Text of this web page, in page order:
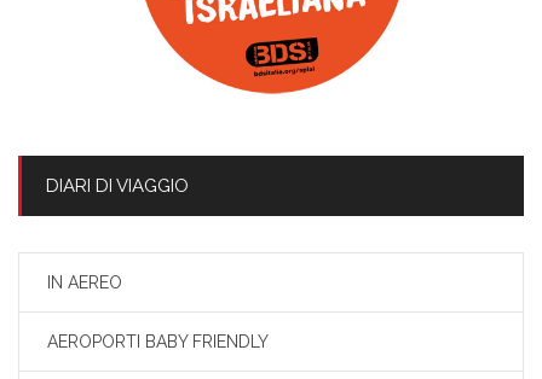
DIARI DI VIAGGIO
IN AEREO
AEROPORTI BABY FRIENDLY